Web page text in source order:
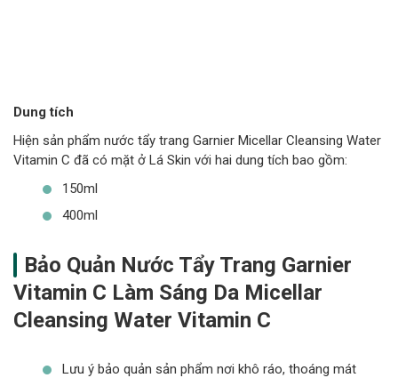
Dung tích
Hiện sản phẩm nước tẩy trang Garnier Micellar Cleansing Water
Vitamin C đã có mặt ở Lá Skin với hai dung tích bao gồm:
150ml
400ml
Bảo Quản Nước Tẩy Trang Garnier
Vitamin C Làm Sáng Da Micellar
Cleansing Water Vitamin C
Lưu ý bảo quản sản phẩm nơi khô ráo, thoáng mát